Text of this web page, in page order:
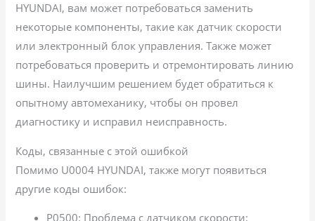
HYUNDAI, вам может потребоваться заменить
некоторые компоненты, такие как датчик скорости
или электронный блок управления. Также может
потребоваться проверить и отремонтировать линию
шины. Наилучшим решением будет обратиться к
опытному автомеханику, чтобы он провел
диагностику и исправил неисправность.
Коды, связанные с этой ошибкой
Помимо U0004 HYUNDAI, также могут появиться
другие коды ошибок:
P0500: Проблема с датчиком скорости;